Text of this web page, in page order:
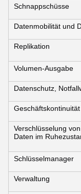
Schnappschüsse
Datenmobilität und
Replikation
Volumen-Ausgabe
Datenschutz,
Geschäftskontinuität
Verschlüsselung von
Daten im
Schlüsselmanager
Verwaltung